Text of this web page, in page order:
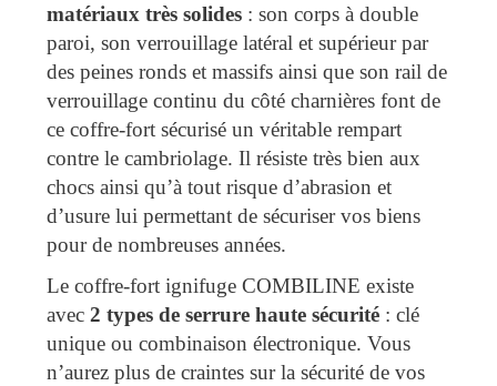
matériaux très solides : son corps à double
paroi, son verrouillage latéral et supérieur par
des peines ronds et massifs ainsi que son rail de
verrouillage continu du côté charnières font de
ce coffre-fort sécurisé un véritable rempart
contre le cambriolage. Il résiste très bien aux
chocs ainsi qu’à tout risque d’abrasion et
d’usure lui permettant de sécuriser vos biens
pour de nombreuses années.
Le coffre-fort ignifuge COMBILINE existe
avec 2 types de serrure haute sécurité : clé
unique ou combinaison électronique. Vous
n’aurez plus de craintes sur la sécurité de vos